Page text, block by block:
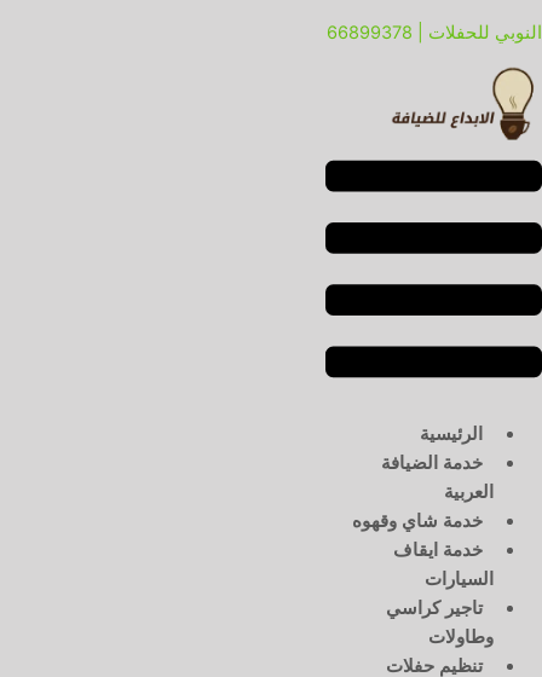
إلى
المحتوى
النوبي للحفلات | 66899378
الرئيسية
خدمة الضيافة
العربية
خدمة شاي وقهوه
خدمة ايقاف
السيارات
تاجير كراسي
وطاولات
تنظيم حفلات